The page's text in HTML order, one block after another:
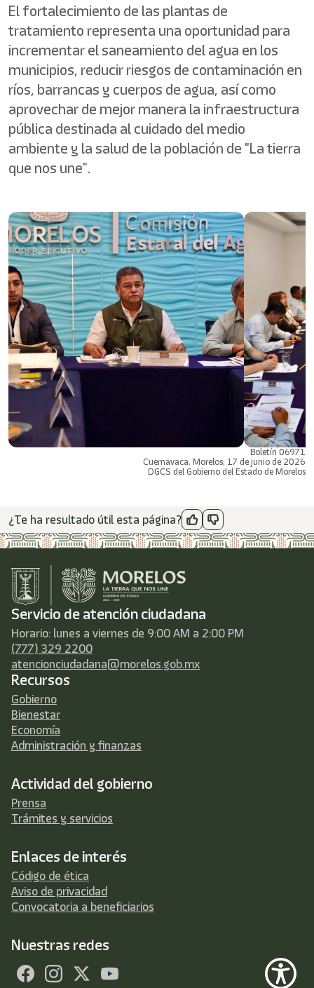
El fortalecimiento de las plantas de
tratamiento representa una oportunidad para
incrementar el saneamiento del agua en los
municipios, reducir riesgos de contaminación en
ríos, barrancas y cuerpos de agua, así como
aprovechar de mejor manera la infraestructura
pública destinada al cuidado del medio
ambiente y la salud de la población de "La tierra
que nos une".
Boletín 06971
Cuernavaca, Morelos; 17 de junio de 2026
DGCS del Gobierno del Estado de Morelos
¿Te ha resultado útil esta página?
Servicio de atención ciudadana
Horario: lunes a viernes de 9:00 AM a 2:00 PM
(777) 329 2200
atencionciudadana@morelos.gob.mx
Recursos
Gobierno
Bienestar
Economía
Administración y finanzas
Actividad del gobierno
Prensa
Trámites y servicios
Enlaces de interés
Código de ética
Aviso de privacidad
Convocatoria a beneficiarios
Nuestras redes